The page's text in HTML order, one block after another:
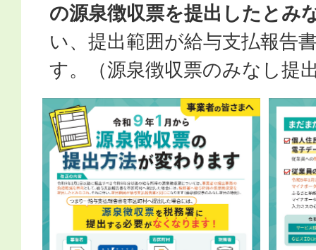
の源泉徴収票を提出したとみ
い、提出範囲が給与支払報告
す。（源泉徴収票のみなし提